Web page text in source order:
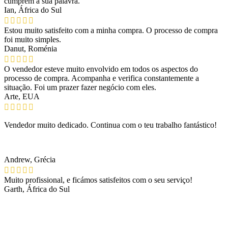
Ian, África do Sul
Estou muito satisfeito com a minha compra. O processo de compra
foi muito simples.
Danut, Roménia
O vendedor esteve muito envolvido em todos os aspectos do
processo de compra. Acompanha e verifica constantemente a
situação. Foi um prazer fazer negócio com eles.
Arte, EUA
Vendedor muito dedicado. Continua com o teu trabalho fantástico!
Andrew, Grécia
Muito profissional, e ficámos satisfeitos com o seu serviço!
Garth, África do Sul